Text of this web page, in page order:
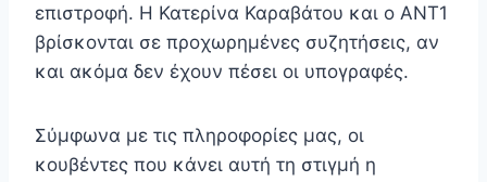
επιστροφή. Η Κατερίνα Καραβάτου και ο ΑΝΤ1
βρίσκονται σε προχωρημένες συζητήσεις, αν
και ακόμα δεν έχουν πέσει οι υπογραφές.
Σύμφωνα με τις πληροφορίες μας, οι
κουβέντες που κάνει αυτή τη στιγμή η